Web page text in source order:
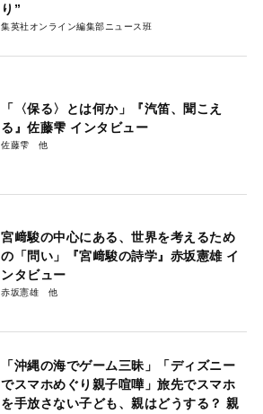
り”
集英社オンライン編集部ニュース班
「〈保る〉とは何か」『汽笛、聞こえ
る』佐藤雫 インタビュー
佐藤雫
宮﨑駿の中心にある、世界を考えるため
の「問い」『宮﨑駿の詩学』赤坂憲雄 イ
ンタビュー
赤坂憲雄
「沖縄の海でゲーム三昧」「ディズニー
でスマホめぐり親子喧嘩」旅先でスマホ
を手放さない子ども、親はどうする？ 親